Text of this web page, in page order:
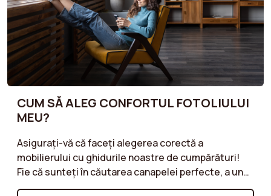
CUM SĂ ALEG CONFORTUL FOTOLIULUI
MEU?
Asigurați-vă că faceți alegerea corectă a
mobilierului cu ghidurile noastre de cumpărături!
Fie că sunteți în căutarea canapelei perfecte, a unui
fotoliu confortabil sau a unui taburet practic,